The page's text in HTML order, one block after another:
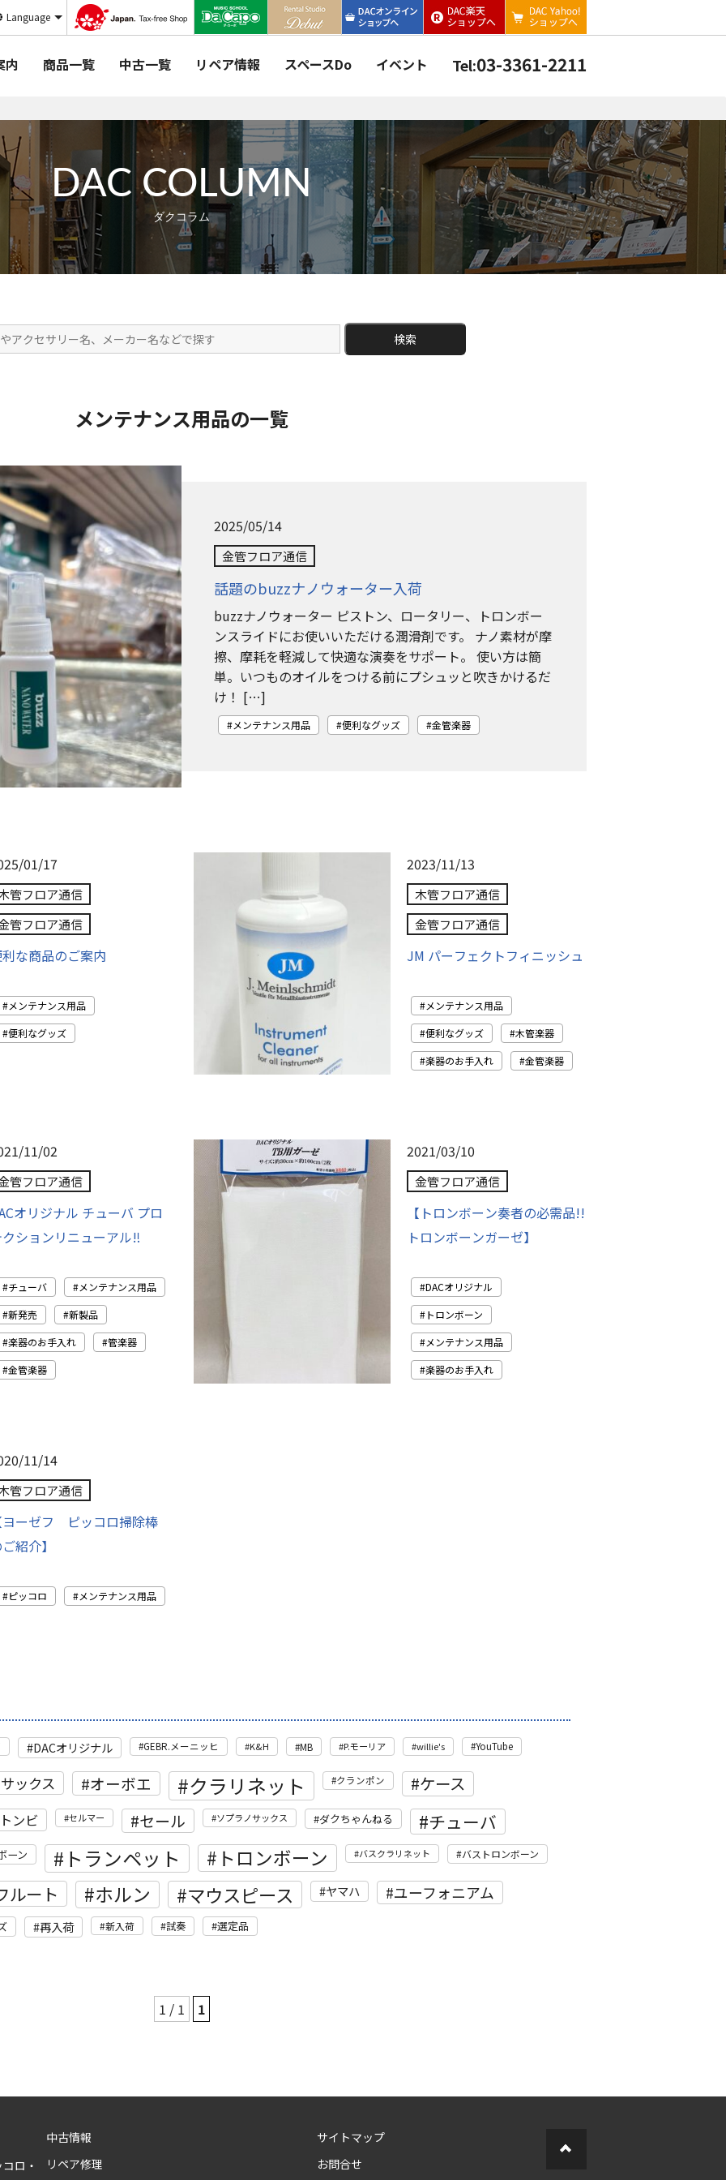
Language
内 商品一覧 中古一覧 リペア情報 スペースDo イベント Tel:03-3361-2211
DAC COLUMN
ダクコラム
検索
メンテナンス用品の一覧
2025/05/14
金管フロア通信
話題のbuzzナノウォーター入荷
buzzナノウォーター ピストン、ロータリー、トロンボー
ンスライドにお使いいただける潤滑剤です。 ナノ素材が摩
擦、摩耗を軽減して快適な演奏をサポート。 使い方は簡
単。いつものオイルをつける前にプシュッと吹きかけるだ
け！ […]
メンテナンス用品 便利なグッズ 金管楽器
01/17
管フロア通信
管フロア通信
な商品のご案内
メンテナンス用品
便利なグッズ
2023/11/13
木管フロア通信
金管フロア通信
JM パーフェクトフィニッシュ
メンテナンス用品
便利なグッズ
木管楽器
楽器のお手入れ
金管楽器
11/02
管フロア通信
オリジナル チューバ プロ
ションリニューアル‼︎
チューバ
メンテナンス用品
新発売
新製品
楽器のお手入れ
管楽器
金管楽器
2021/03/10
金管フロア通信
【トロンボーン奏者の必需品!!
トロンボーンガーゼ】
DACオリジナル
トロンボーン
メンテナンス用品
楽器のお手入れ
11/14
管フロア通信
ーゼフ ピッコロ掃除棒
紹介】
ピッコロ メンテナンス用品
DACオリジナル GEBR.メーニッヒ K&H MB P.モーリア willie's YouTube
ックス オーボエ クラリネット クランポン ケース
ンビ セルマー セール ソプラノサックス ダクちゃんねる チューバ
ーン トランペット トロンボーン バスクラリネット バストロンボーン
ルート ホルン マウスピース ヤマハ ユーフォニアム
再入荷 新入荷 試奏 選定品
1 / 1 1
ロ・
中古情報
リペア修理
サイトマップ
お問合せ